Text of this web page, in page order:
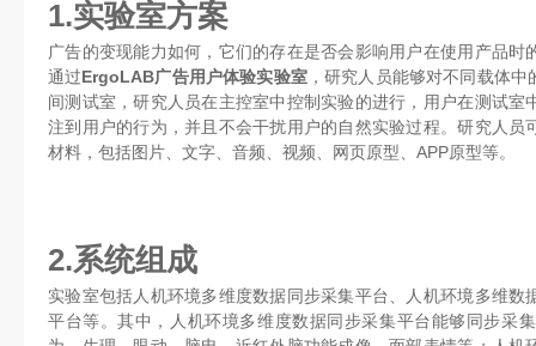
1.实验室方案
广告的变现能力如何，它们的存在是否会影响用户在使用产品
通过ErgoLAB广告用户体验实验室，研究人员能够对不同载体中
间测试室，研究人员在主控室中控制实验的进行，用户在测试
注到用户的行为，并且不会干扰用户的自然实验过程。研究人
材料，包括图片、文字、音频、视频、网页原型、APP原型等。
2.系统组成
实验室包括人机环境多维度数据同步采集平台、人机环境多维
平台等。其中，人机环境多维度数据同步采集平台能够同步采